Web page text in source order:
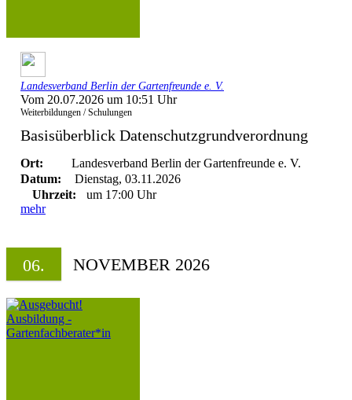
Landesverband Berlin der Gartenfreunde e. V.
Vom 20.07.2026 um 10:51 Uhr
Weiterbildungen / Schulungen
Basisüberblick Datenschutzgrundverordnung
Ort:
Landesverband Berlin der Gartenfreunde e. V.
Datum:
Dienstag, 03.11.2026
Uhrzeit:
um 17:00 Uhr
mehr
06. NOVEMBER 2026